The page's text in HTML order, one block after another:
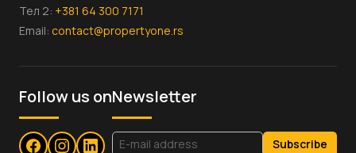
Тел 2: +381 64 300 7171
Email: contact@propertyone.rs
Follow us onNewsletter
Subscribe